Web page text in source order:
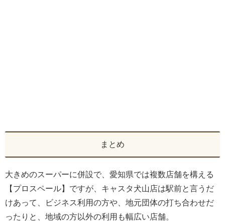
まとめ
大きめのスーパーに併設で、愛知県では複数店舗を構える
【プロスペール】ですが、キャスタ犬山店は駅前と言うだ
けあって、ビジネス利用の方や、地元団体の打ち合わせだ
ったりと、地域の方以外の利用も幅広い店舗。